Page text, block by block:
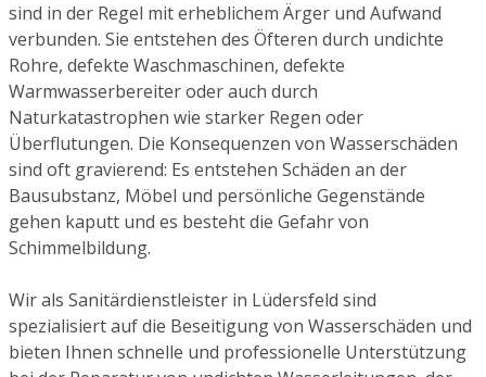
sind in der Regel mit erheblichem Ärger und Aufwand
verbunden. Sie entstehen des Öfteren durch undichte
Rohre, defekte Waschmaschinen, defekte
Warmwasserbereiter oder auch durch
Naturkatastrophen wie starker Regen oder
Überflutungen. Die Konsequenzen von Wasserschäden
sind oft gravierend: Es entstehen Schäden an der
Bausubstanz, Möbel und persönliche Gegenstände
gehen kaputt und es besteht die Gefahr von
Schimmelbildung.
Wir als Sanitärdienstleister in Lüdersfeld sind
spezialisiert auf die Beseitigung von Wasserschäden und
bieten Ihnen schnelle und professionelle Unterstützung